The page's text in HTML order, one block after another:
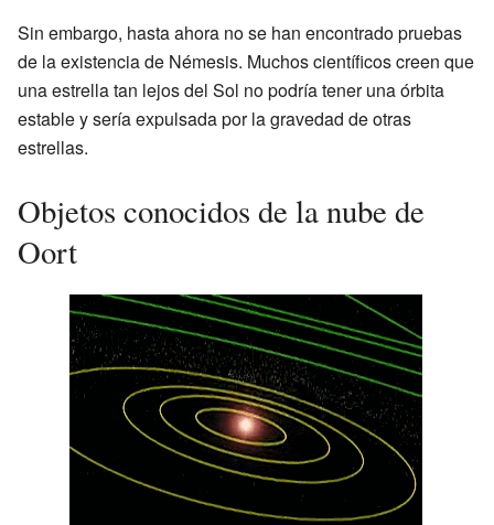
Sin embargo, hasta ahora no se han encontrado pruebas
de la existencia de Némesis. Muchos científicos creen que
una estrella tan lejos del Sol no podría tener una órbita
estable y sería expulsada por la gravedad de otras
estrellas.
Objetos conocidos de la nube de
Oort